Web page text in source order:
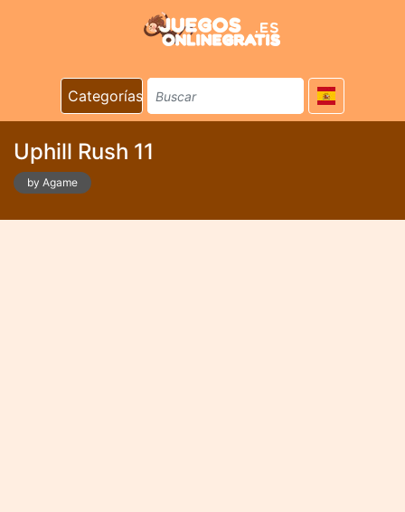
Categorías
Uphill Rush 11
by Agame